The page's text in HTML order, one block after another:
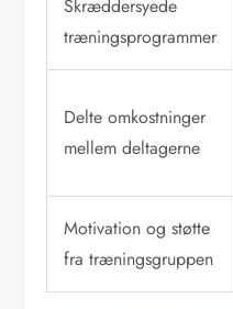
Skræddersyede
træningsprogrammer
Delte omkostninger
mellem deltagerne
Motivation og støtte
fra træningsgruppen